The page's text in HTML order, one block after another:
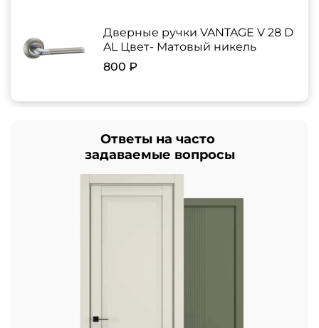
Дверные ручки VANTAGE V 28 D
AL Цвет- Матовый никель
800 ₽
Ответы на часто
задаваемые вопросы